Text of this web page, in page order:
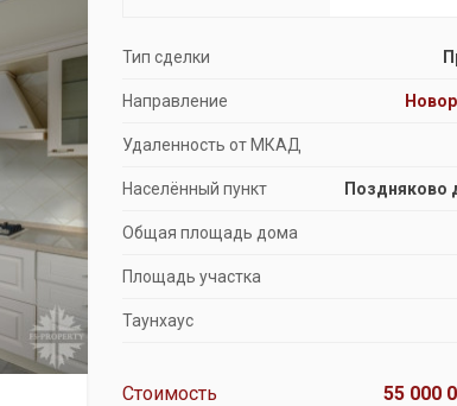
Помещения свободного назначения
Тип сделки
Направление
Удаленность от МКАД
Населённый пункт Поздняково
Общая площадь дома
Площадь участка
Таунхаус
Стоимость 55 000